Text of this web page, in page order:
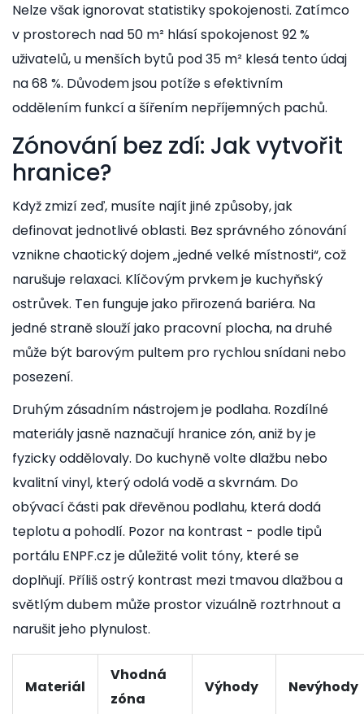
Nelze však ignorovat statistiky spokojenosti. Zatímco
v prostorech nad 50 m² hlásí spokojenost 92 %
uživatelů, u menších bytů pod 35 m² klesá tento údaj
na 68 %. Důvodem jsou potíže s efektivním
oddělením funkcí a šířením nepříjemných pachů.
Zónování bez zdí: Jak vytvořit
hranice?
Když zmizí zeď, musíte najít jiné způsoby, jak
definovat jednotlivé oblasti. Bez správného zónování
vznikne chaotický dojem „jedné velké místnosti“, což
narušuje relaxaci. Klíčovým prvkem je kuchyňský
ostrůvek. Ten funguje jako přirozená bariéra. Na
jedné straně slouží jako pracovní plocha, na druhé
může být barovým pultem pro rychlou snídani nebo
posezení.
Druhým zásadním nástrojem je podlaha. Rozdílné
materiály jasně naznačují hranice zón, aniž by je
fyzicky oddělovaly. Do kuchyně volte dlažbu nebo
kvalitní vinyl, který odolá vodě a skvrnám. Do
obývací části pak dřevěnou podlahu, která dodá
teplotu a pohodlí. Pozor na kontrast - podle tipů
portálu ENPF.cz je důležité volit tóny, které se
doplňují. Příliš ostrý kontrast mezi tmavou dlažbou a
světlým dubem může prostor vizuálně roztrhnout a
narušit jeho plynulost.
Materiál
Vhodná
zóna
Výhody Nevýhody